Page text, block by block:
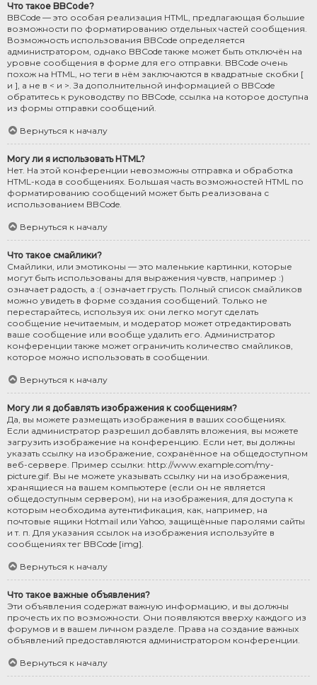
Что такое BBCode?
BBCode — это особая реализация HTML, предлагающая большие
возможности по форматированию отдельных частей сообщения.
Возможность использования BBCode определяется
администратором, однако BBCode также может быть отключён на
уровне сообщения в форме для его отправки. BBCode очень
похож на HTML, но теги в нём заключаются в квадратные скобки [
и ], а не в < и >. За дополнительной информацией о BBCode
обратитесь к руководству по BBCode, ссылка на которое доступна
из формы отправки сообщений.
Вернуться к началу
Могу ли я использовать HTML?
Нет. На этой конференции невозможны отправка и обработка
HTML-кода в сообщениях. Большая часть возможностей HTML по
форматированию сообщений может быть реализована с
использованием BBCode.
Вернуться к началу
Что такое смайлики?
Смайлики, или эмотиконы — это маленькие картинки, которые
могут быть использованы для выражения чувств, например :)
означает радость, а :( означает грусть. Полный список смайликов
можно увидеть в форме создания сообщений. Только не
перестарайтесь, используя их: они легко могут сделать
сообщение нечитаемым, и модератор может отредактировать
ваше сообщение или вообще удалить его. Администратор
конференции также может ограничить количество смайликов,
которое можно использовать в сообщении.
Вернуться к началу
Могу ли я добавлять изображения к сообщениям?
Да, вы можете размещать изображения в ваших сообщениях.
Если администратор разрешил добавлять вложения, вы можете
загрузить изображение на конференцию. Если нет, вы должны
указать ссылку на изображение, сохранённое на общедоступном
веб-сервере. Пример ссылки: http://www.example.com/my-
picture.gif. Вы не можете указывать ссылку ни на изображения,
хранящиеся на вашем компьютере (если он не является
общедоступным сервером), ни на изображения, для доступа к
которым необходима аутентификация, как, например, на
почтовые ящики Hotmail или Yahoo, защищённые паролями сайты
и т. п. Для указания ссылок на изображения используйте в
сообщениях тег BBCode [img].
Вернуться к началу
Что такое важные объявления?
Эти объявления содержат важную информацию, и вы должны
прочесть их по возможности. Они появляются вверху каждого из
форумов и в вашем личном разделе. Права на создание важных
объявлений предоставляются администратором конференции.
Вернуться к началу